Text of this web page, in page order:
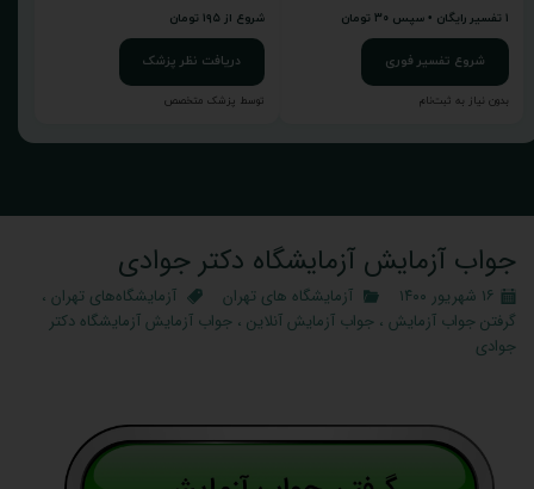
۱ تفسیر رایگان • سپس ۳۰ تومان
شروع تفسیر فوری
بدون نیاز به ثبت‌نام
شروع از ۱۹۵ تومان
دریافت نظر پزشک
توسط پزشک متخصص
جواب آزمایش آزمایشگاه دکتر جوادی
۱۶ شهریور ۱۴۰۰ آزمایشگاه‌ های تهران آزمایشگاه‌های تهران ،
گرفتن جواب آزمایش ، جواب آزمایش آنلاین ، جواب آزمایش آزمایشگاه دکتر
جوادی